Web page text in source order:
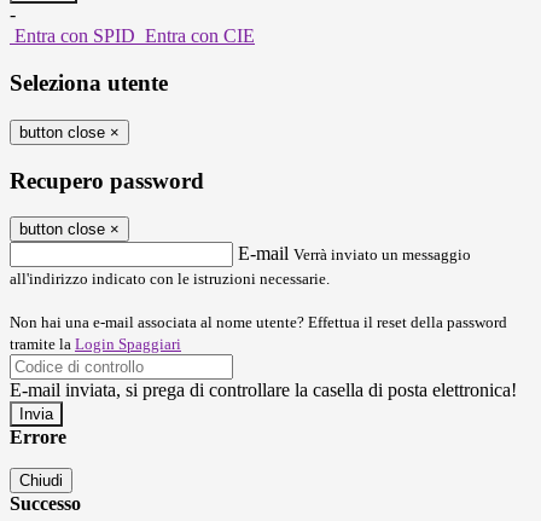
-
Entra con SPID Entra con CIE
Seleziona utente
button close ×
Recupero password
button close ×
E-mail Verrà inviato un messaggio
all'indirizzo indicato con le istruzioni necessarie.
Non hai una e-mail associata al nome utente? Effettua il reset della password
tramite la Login Spaggiari
E-mail inviata, si prega di controllare la casella di posta elettronica!
Errore
Chiudi
Successo